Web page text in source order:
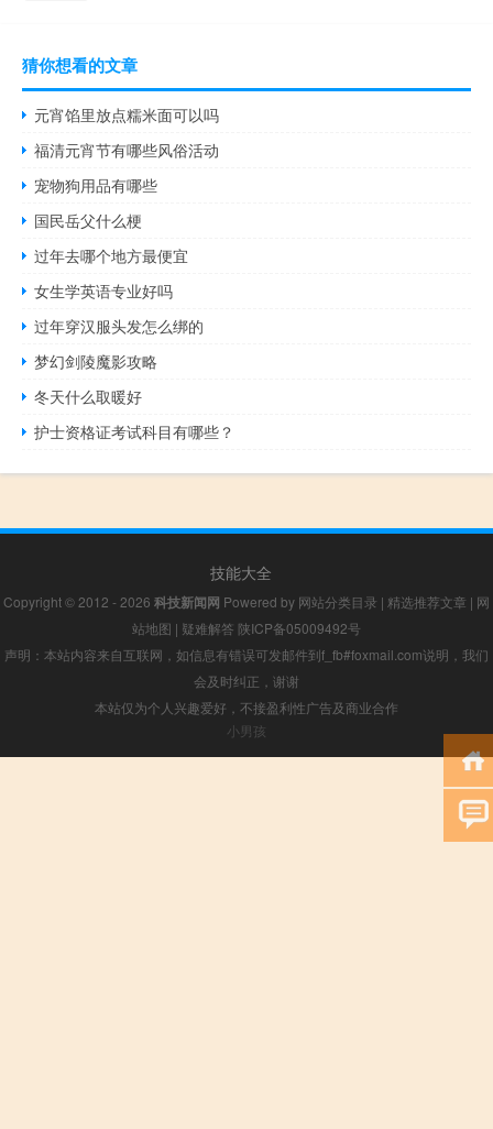
猜你想看的文章
元宵馅里放点糯米面可以吗
福清元宵节有哪些风俗活动
宠物狗用品有哪些
国民岳父什么梗
过年去哪个地方最便宜
女生学英语专业好吗
过年穿汉服头发怎么绑的
梦幻剑陵魔影攻略
冬天什么取暖好
护士资格证考试科目有哪些？
技能大全
Copyright © 2012 - 2026 科技新闻网 Powered by 网站分类目录 | 精选推荐文章 | 网
站地图 | 疑难解答 陕ICP备05009492号
声明：本站内容来自互联网，如信息有错误可发邮件到f_fb#foxmail.com说明，我们
会及时纠正，谢谢
本站仅为个人兴趣爱好，不接盈利性广告及商业合作
小男孩